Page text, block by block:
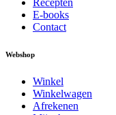
E-books
Contact
Webshop
Winkel
Winkelwagen
Afrekenen